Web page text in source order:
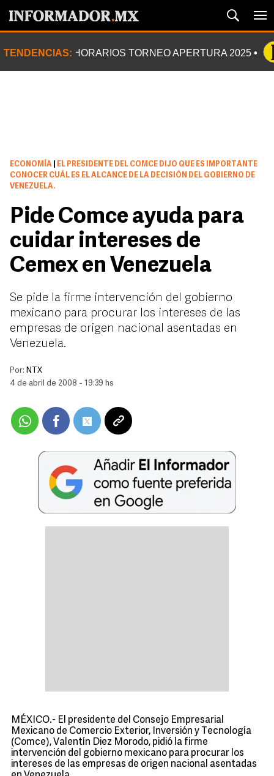
TENDENCIAS: HORARIOS TORNEO APERTURA 2025
ECONOMÍA
EL PRESIDENTE DEL COMCE DIJO QUE ES IMPORTANTE
CONOCER CUÁL ES EL ALCANCE DE LA DECISIÓN DEL GOBIERNO DE
VENEZUELA.
Pide Comce ayuda para
cuidar intereses de
Cemex en Venezuela
Se pide la firme intervención del gobierno
mexicano para procurar los intereses de las
empresas de origen nacional asentadas en
Venezuela.
Por: NTX
4 de abril de 2008 - 19:39 hs
MÉXICO.- El presidente del Consejo Empresarial
Mexicano de Comercio Exterior, Inversión y Tecnología
(Comce), Valentín Diez Morodo, pidió la firme
intervención del gobierno mexicano para procurar los
intereses de las empresas de origen nacional asentadas